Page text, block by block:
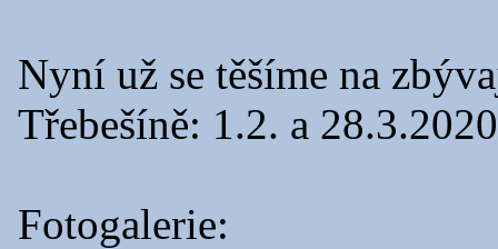
Nyní už se těšíme na
Třebešíně: 1.2. a
Fotogalerie: